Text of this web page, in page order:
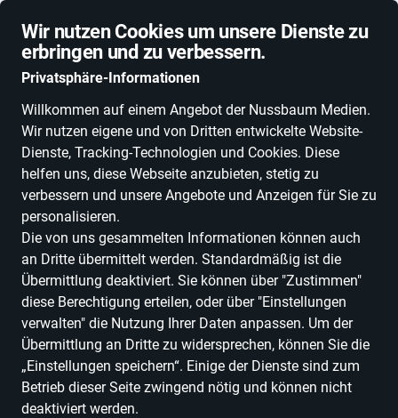
Wir nutzen Cookies um unsere Dienste zu
erbringen und zu verbessern.
Privatsphäre-Informationen
Willkommen auf einem Angebot der Nussbaum Medien.
Wir nutzen eigene und von Dritten entwickelte Website-
Dienste, Tracking-Technologien und Cookies. Diese
helfen uns, diese Webseite anzubieten, stetig zu
verbessern und unsere Angebote und Anzeigen für Sie zu
personalisieren.
Die von uns gesammelten Informationen können auch
an Dritte übermittelt werden. Standardmäßig ist die
Übermittlung deaktiviert. Sie können über "Zustimmen"
diese Berechtigung erteilen, oder über "Einstellungen
verwalten" die Nutzung Ihrer Daten anpassen. Um der
Übermittlung an Dritte zu widersprechen, können Sie die
„Einstellungen speichern“. Einige der Dienste sind zum
Betrieb dieser Seite zwingend nötig und können nicht
deaktiviert werden.
ALLE KATEGORIEN NEUHEITEN DEALS ESSEN, TRINKEN &
GOODVINES
Alle Produkte
ALLE FILTER